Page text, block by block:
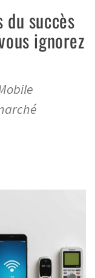
du succès
ignorez